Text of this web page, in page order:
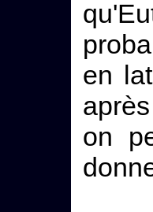
en
on